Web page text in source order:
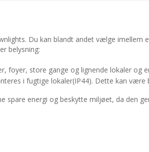
Du kan blandt andet vælge
belysning:
foyer, store gange og lignende lokaler
i fugtige lokaler(IP44). Dette kan
spare energi og beskytte miljøet, da den